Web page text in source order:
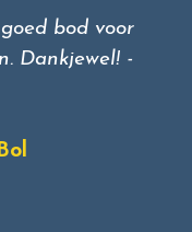
bod voor
Dankjewel! -